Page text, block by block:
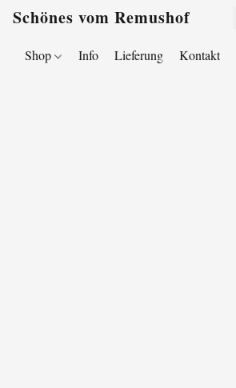
Schönes vom Remushof
Shop Info Lieferung Kontakt